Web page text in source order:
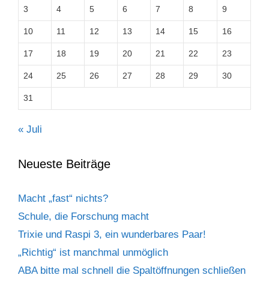
3 4 5 6 7 8 9
10 11 12 13 14 15 16
17 18 19 20 21 22 23
24 25 26 27 28 29 30
31
« Juli
Neueste Beiträge
Macht „fast“ nichts?
Schule, die Forschung macht
Trixie und Raspi 3, ein wunderbares Paar!
„Richtig“ ist manchmal unmöglich
ABA bitte mal schnell die Spaltöffnungen schließen